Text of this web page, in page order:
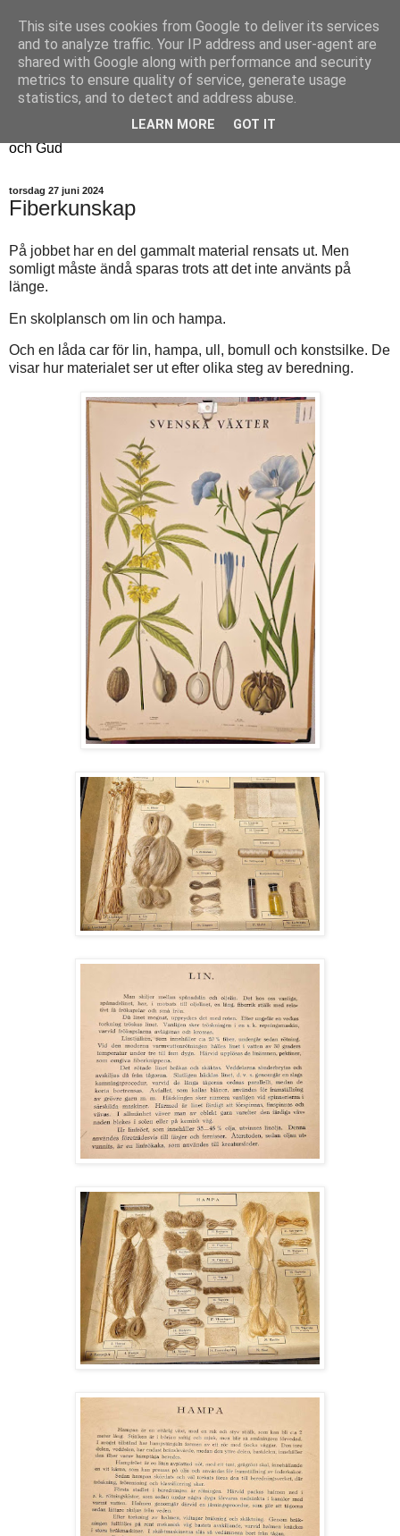
Fyren
Fyren finns för att sprida ljus i mörkret
För att påminna om guldkanterna i tillvaron
Här samsas jakt, hantverk, odling, och andra tankar om livet
och Gud
torsdag 27 juni 2024
Fiberkunskap
På jobbet har en del gammalt material rensats ut. Men
somligt måste ändå sparas trots att det inte använts på
länge.
En skolplansch om lin och hampa.
Och en låda car för lin, hampa, ull, bomull och konstsilke. De
visar hur materialet ser ut efter olika steg av beredning.
This site uses cookies from Google to deliver its services
and to analyze traffic. Your IP address and user-agent are
shared with Google along with performance and security
metrics to ensure quality of service, generate usage
statistics, and to detect and address abuse.
LEARN MORE GOT IT